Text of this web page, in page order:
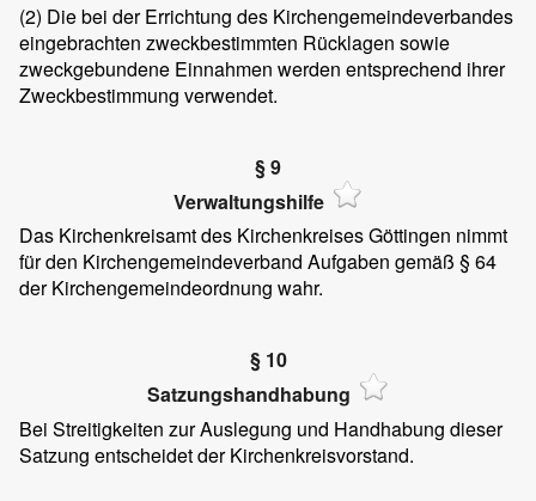
(2) Die bei der Errichtung des Kirchengemeindeverbandes
eingebrachten zweckbestimmten Rücklagen sowie
zweckgebundene Einnahmen werden entsprechend ihrer
Zweckbestimmung verwendet.
§ 9
Verwaltungshilfe
Das Kirchenkreisamt des Kirchenkreises Göttingen nimmt
für den Kirchengemeindeverband Aufgaben gemäß § 64
der Kirchengemeindeordnung wahr.
§ 10
Satzungshandhabung
Bei Streitigkeiten zur Auslegung und Handhabung dieser
Satzung entscheidet der Kirchenkreisvorstand.